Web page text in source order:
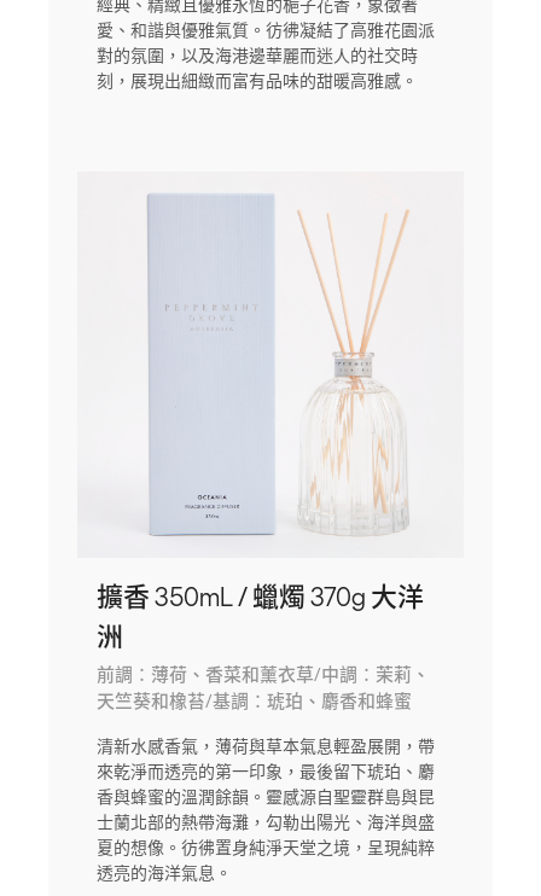
經典、精緻且優雅永恆的梔子花香，象徵著
愛、和諧與優雅氣質。彷彿凝結了高雅花園派
對的氛圍，以及海港邊華麗而迷人的社交時
刻，展現出細緻而富有品味的甜暖高雅感。
擴香 350mL / 蠟燭 370g 大洋
洲
前調：薄荷、香菜和薰衣草/中調：茉莉、
天竺葵和橡苔/基調：琥珀、麝香和蜂蜜
清新水感香氣，薄荷與草本氣息輕盈展開，帶
來乾淨而透亮的第一印象，最後留下琥珀、麝
香與蜂蜜的溫潤餘韻。靈感源自聖靈群島與昆
士蘭北部的熱帶海灘，勾勒出陽光、海洋與盛
夏的想像。彷彿置身純淨天堂之境，呈現純粹
透亮的海洋氣息。